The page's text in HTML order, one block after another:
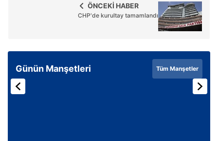
ÖNCEKİ HABER
CHP'de kurultay tamamlandı
Günün Manşetleri Tüm Manşetler